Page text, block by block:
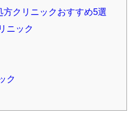
クリニックおすすめ5選
ニック
ク